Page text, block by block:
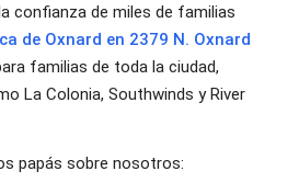
confianza de miles de familias
de Oxnard en 2379 N. Oxnard
familias de toda la ciudad,
La Colonia, Southwinds y River
papás sobre nosotros: